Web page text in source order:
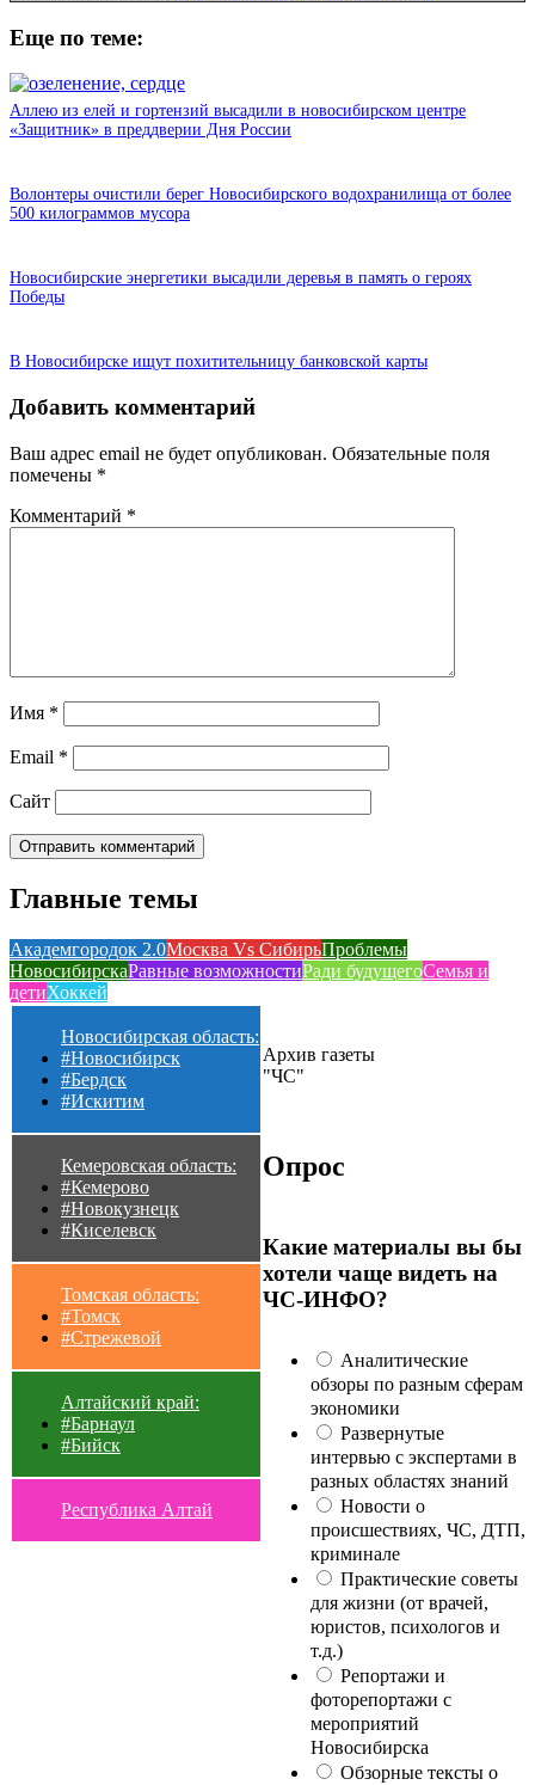
Еще по теме:
Аллею из елей и гортензий высадили в новосибирском центре
«Защитник» в преддверии Дня России
Волонтеры очистили берег Новосибирского водохранилища от более
500 килограммов мусора
Новосибирские энергетики высадили деревья в память о героях
Победы
В Новосибирске ищут похитительницу банковской карты
Добавить комментарий
Ваш адрес email не будет опубликован. Обязательные поля
помечены *
Комментарий *
Имя *
Email *
Сайт
Главные темы
Академгородок 2.0Москва Vs СибирьПроблемы
НовосибирскаРавные возможностиРади будущегоСемья и
детиХоккей
Новосибирская область:
#Новосибирск
#Бердск
#Искитим
Кемеровская область:
#Кемерово
#Новокузнецк
#Киселевск
Томская область:
#Томск
#Стрежевой
Алтайский край:
#Барнаул
#Бийск
Республика Алтай
Архив газеты
"ЧС"
Опрос
Какие материалы вы бы
хотели чаще видеть на
ЧС-ИНФО?
Аналитические
обзоры по разным сферам
экономики
Развернутые
интервью с экспертами в
разных областях знаний
Новости о
происшествиях, ЧС, ДТП,
криминале
Практические советы
для жизни (от врачей,
юристов, психологов и
т.д.)
Репортажи и
фоторепортажи с
мероприятий
Новосибирска
Обзорные тексты о